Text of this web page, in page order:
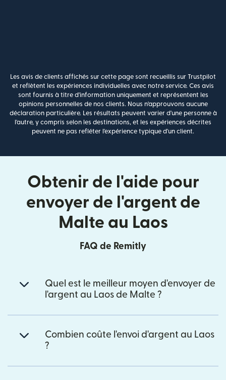
Les avis de clients affichés sur cette page sont recueillis sur Trustpilot
et reflètent les expériences individuelles avec notre service. Ces avis
sont fournis à titre d'information uniquement et représentent les
opinions personnelles de nos clients. Nous n'approuvons aucune
déclaration particulière. Les résultats peuvent varier d'une personne à
l'autre, y compris selon les destinations, et les expériences décrites
peuvent ne pas refléter l'expérience typique d'un client.
Obtenir de l'aide pour
envoyer de l'argent de
Malte au Laos
FAQ de Remitly
Quel est le meilleur moyen d'envoyer de
l'argent au Laos de Malte ?
Combien coûte l'envoi d'argent au Laos
?